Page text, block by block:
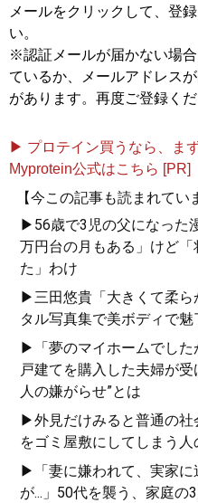
メールをクリックして、登
い。
※認証メールが届かない場
ているか、メールアドレス
があります。再度ご登録くだ
▶ プロテイン買うなら、ま
Myprotein公式はこちら [PR]
【今この記事も読まれてい
▶56歳で3児の父になった
万円台の月もある」けど「
た」わけ
▶三田悠貴「大きくて柔ら
タル写真集で美ボディで魅
▶「夢のマイホームでした
戸建てを購入した夫婦が
人の嫌がらせ”とは
▶外見だけみると普通の社
をゴミ屋敷にしてしまう
▶「妻に嫌われて、実家に
が...」50代を襲う、家庭の